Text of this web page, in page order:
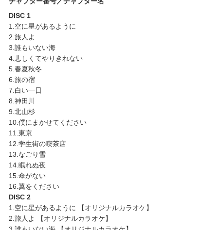
DISC 1
1.空に星があるように
2.旅人よ
3.誰もいない海
4.悲しくてやりきれない
5.春夏秋冬
6.旅の宿
7.白い一日
8.神田川
9.北山杉
10.僕にまかせてください
11.東京
12.学生街の喫茶店
13.なごり雪
14.眠れぬ夜
15.傘がない
16.翼をください
DISC 2
1.空に星があるように 【オリジナルカラオケ】
2.旅人よ 【オリジナルカラオケ】